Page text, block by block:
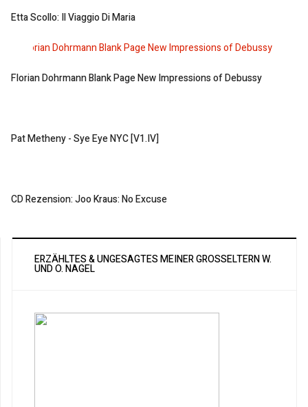
Etta Scollo: Il Viaggio Di Maria
Florian Dohrmann Blank Page New Impressions of Debussy
Pat Metheny - Sye Eye NYC [V1.IV]
CD Rezension: Joo Kraus: No Excuse
ERZÄHLTES & UNGESAGTES MEINER GROSSELTERN W. U
ND O. NAGEL